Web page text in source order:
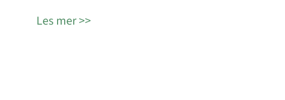
Les mer